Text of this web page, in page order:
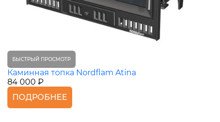
БЫСТРЫЙ ПРОСМОТР
Каминная топка Nordflam Atina
84 000 ₽
ПОДРОБНЕЕ